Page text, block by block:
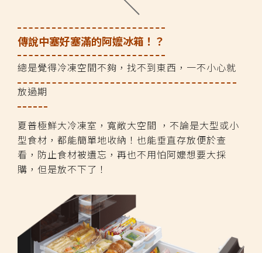
傳說中塞好塞滿的阿嬤冰箱！？
總是覺得冷凍空間不夠，找不到東西，一不小心就
放過期
夏普極鮮大冷凍室，寬敞大空間 ，不論是大型或小
型食材，都能簡單地收納！也能垂直存放便於查
看，防止食材被遺忘，再也不用怕阿嬤想要大採
購，但是放不下了！